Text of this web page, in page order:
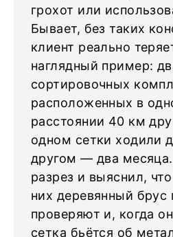
грохот или
Бывает, без таких
клиент реально
наглядный пример:
сортировочных
расположенных в
расстоянии 40 км
одном сетки ходили
другом — два
разрез и выяснил,
них деревянный брус
проверяют и, когда
сетка бьётся об